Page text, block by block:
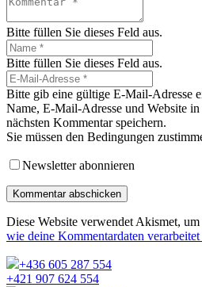
Bitte füllen Sie dieses Feld aus.
Bitte füllen Sie dieses Feld aus.
Bitte gib eine gültige E-Mail-Adresse
Name, E-Mail-Adresse und Website
nächsten Kommentar speichern.
Sie müssen den Bedingungen
Newsletter abonnieren
Kommentar abschicken
Diese Website verwendet Akismet,
wie deine Kommentardaten
+436 605 287 554
+421 907 624 554